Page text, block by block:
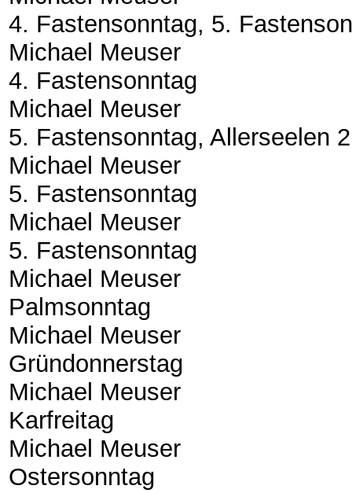
4. Fastensonntag, 5.
Michael Meuser
4. Fastensonntag
Michael Meuser
5. Fastensonntag, Allerseelen
Michael Meuser
5. Fastensonntag
Michael Meuser
5. Fastensonntag
Michael Meuser
Palmsonntag
Michael Meuser
Gründonnerstag
Michael Meuser
Karfreitag
Michael Meuser
Ostersonntag